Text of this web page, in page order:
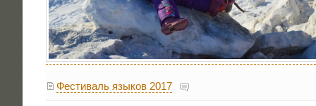
Фестиваль языков 2017